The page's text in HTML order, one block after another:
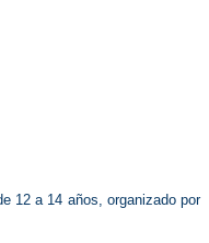
12 a 14 años, organizado por